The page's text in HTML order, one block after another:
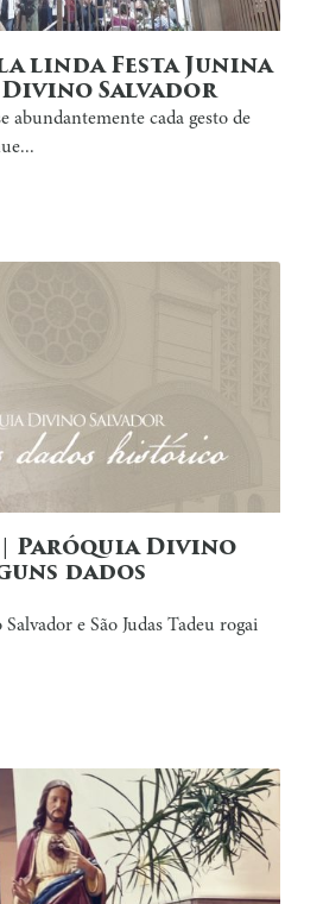
linda Festa Junina
Salvador
abundantemente cada gesto de
| Paróquia Divino
dados
e São Judas Tadeu rogai